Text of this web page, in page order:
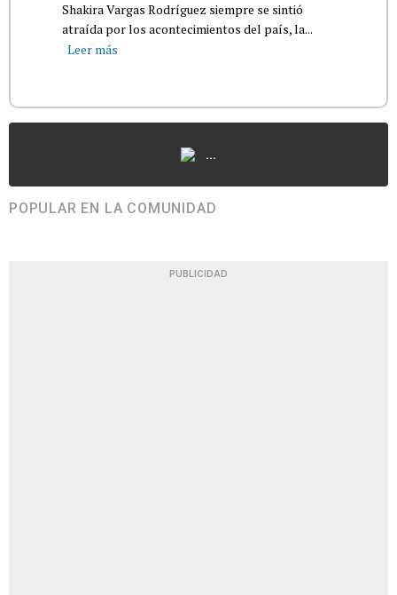
Shakira Vargas Rodríguez siempre se sintió
atraída por los acontecimientos del país, la...
Leer más
...
POPULAR EN LA COMUNIDAD
PUBLICIDAD